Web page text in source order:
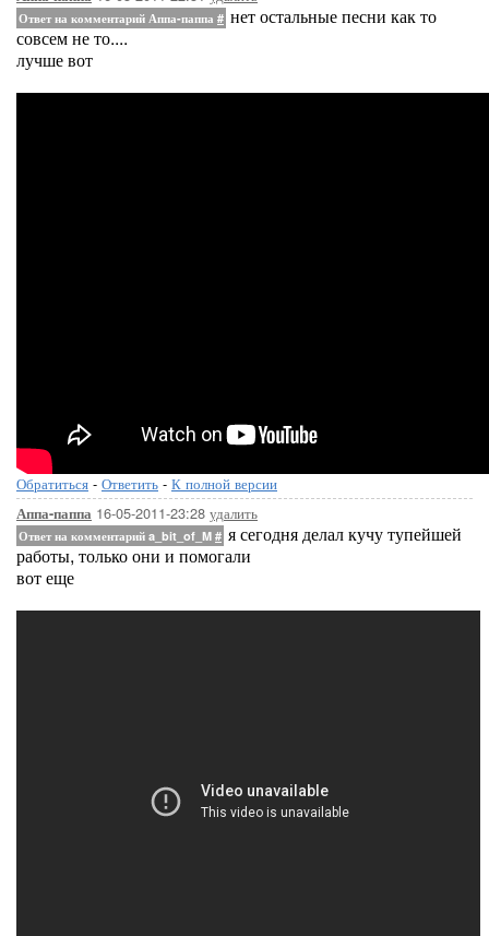
Ответ на комментарий Аппа-паппа # нет остальные песни как то
совсем не то....
лучше вот
Обратиться - Ответить - К полной версии
Аппа-паппа 16-05-2011-23:28 удалить
Ответ на комментарий a_bit_of_M # я сегодня делал кучу тупейшей
работы, только они и помогали
вот еще